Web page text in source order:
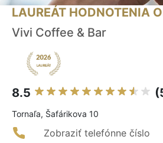
LAUREÁT HODNOTENIA
Vivi Coffee & Bar
8.5
Tornaľa, Šafárikova 10
Zobraziť telefónne číslo